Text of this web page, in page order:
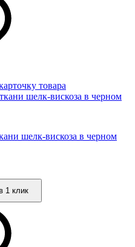
товара
шелк-вискоза в черном
1 клик